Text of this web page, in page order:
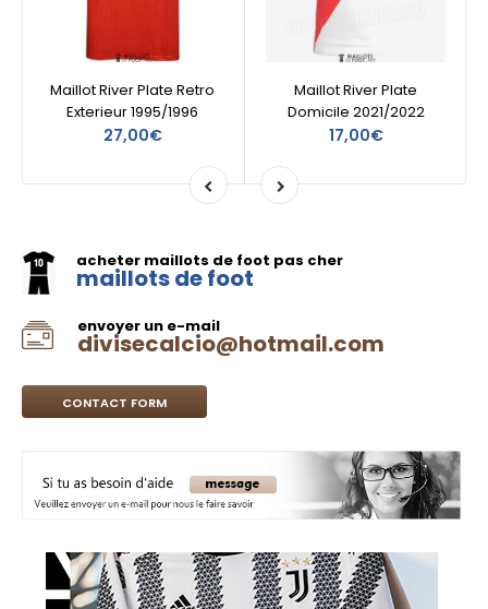
Maillot River Plate Retro
Exterieur 1995/1996
27,00€
Maillot River Plate
Domicile 2021/2022
17,00€
acheter maillots de foot pas cher
maillots de foot
envoyer un e-mail
divisecalcio@hotmail.com
CONTACT FORM